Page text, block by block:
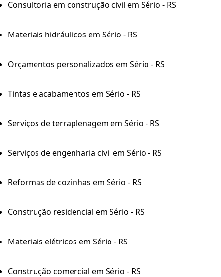
Consultoria em construção civil em Sério - RS
Materiais hidráulicos em Sério - RS
Orçamentos personalizados em Sério - RS
Tintas e acabamentos em Sério - RS
Serviços de terraplenagem em Sério - RS
Serviços de engenharia civil em Sério - RS
Reformas de cozinhas em Sério - RS
Construção residencial em Sério - RS
Materiais elétricos em Sério - RS
Construção comercial em Sério - RS